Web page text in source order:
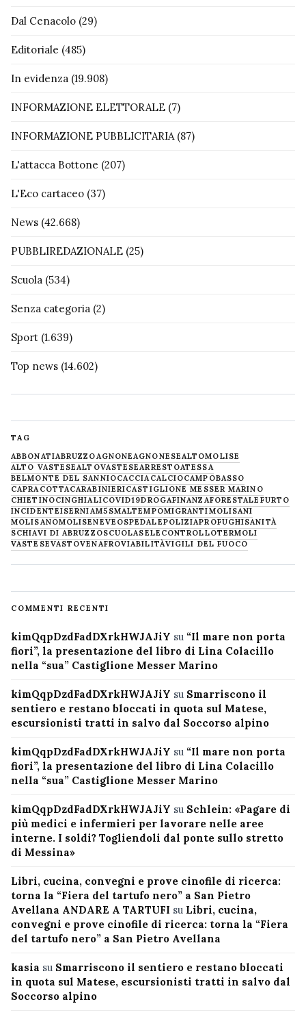
Dal Cenacolo (29)
Editoriale (485)
In evidenza (19.908)
INFORMAZIONE ELETTORALE (7)
INFORMAZIONE PUBBLICITARIA (87)
L'attacca Bottone (207)
L'Eco cartaceo (37)
News (42.668)
PUBBLIREDAZIONALE (25)
Scuola (534)
Senza categoria (2)
Sport (1.639)
Top news (14.602)
TAG
ABBONATIABRUZZOAGNONEAGNONESEALTOMOLISE
ALTO VASTESEALTOVASTESEARRESTOATESSA
BELMONTE DEL SANNIOCACCIA CALCIOCAMPOBASSO
CAPRACOTTACARABINIERICASTIGLIONE MESSER MARINO
CHIETINOCINGHIALICOVID19DROGAFINANZAFORESTALE FURTO
INCIDENTEISERNIAM5SMALTEMPOMIGRANTIMOLISANI
MOLISANOMOLISENEVE OSPEDALEPOLIZIAPROFUGHISANITÀ
SCHIAVI DI ABRUZZOSCUOLASELECONTROLLOTERMOLI
VASTESEVASTOVENAFROVIABILITÀVIGILI DEL FUOCO
COMMENTI RECENTI
kimQqpDzdFadDXrkHWJAJiY su “Il mare non porta
fiori”, la presentazione del libro di Lina Colacillo
nella “sua” Castiglione Messer Marino
kimQqpDzdFadDXrkHWJAJiY su Smarriscono il
sentiero e restano bloccati in quota sul Matese,
escursionisti tratti in salvo dal Soccorso alpino
kimQqpDzdFadDXrkHWJAJiY su “Il mare non porta
fiori”, la presentazione del libro di Lina Colacillo
nella “sua” Castiglione Messer Marino
kimQqpDzdFadDXrkHWJAJiY su Schlein: «Pagare di
più medici e infermieri per lavorare nelle aree
interne. I soldi? Togliendoli dal ponte sullo stretto
di Messina»
Libri, cucina, convegni e prove cinofile di ricerca:
torna la “Fiera del tartufo nero” a San Pietro
Avellana ANDARE A TARTUFI su Libri, cucina,
convegni e prove cinofile di ricerca: torna la “Fiera
del tartufo nero” a San Pietro Avellana
kasia su Smarriscono il sentiero e restano bloccati
in quota sul Matese, escursionisti tratti in salvo dal
Soccorso alpino